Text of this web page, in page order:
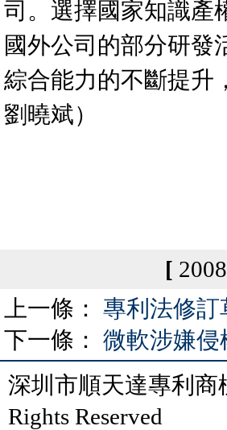
司。選擇國家知識產
國外公司的部分研發
綜合能力的不斷提升
劉曉斌）
[
上一條： 專利法修訂
下一條： 微軟涉嫌侵
深圳市順天達專利
Rights Reserved